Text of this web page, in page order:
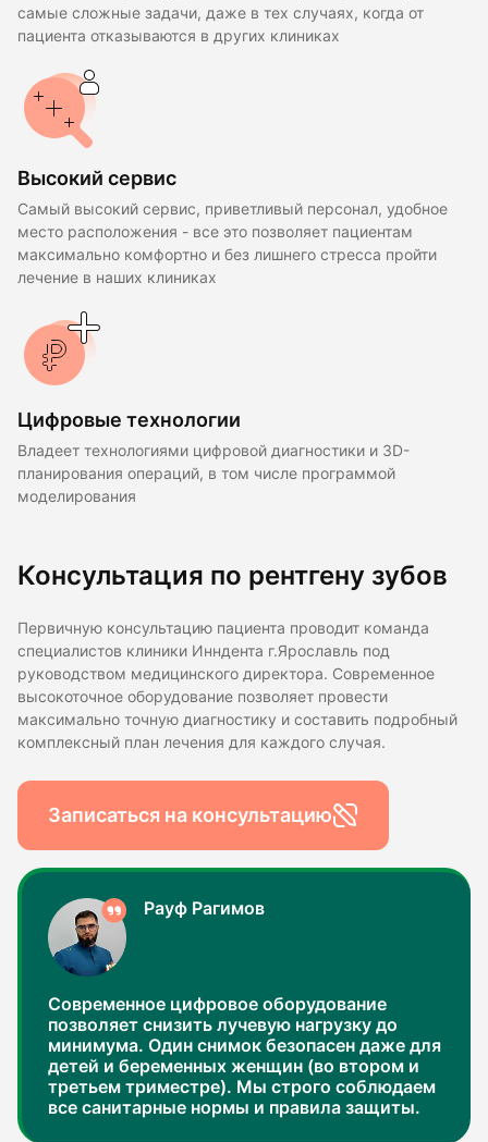
самые сложные задачи, даже в тех случаях, когда от
пациента отказываются в других клиниках
Высокий сервис
Самый высокий сервис, приветливый персонал, удобное
место расположения - все это позволяет пациентам
максимально комфортно и без лишнего стресса пройти
лечение в наших клиниках
Цифровые технологии
Владеет технологиями цифровой диагностики и 3D-
планирования операций, в том числе программой
моделирования
Консультация по рентгену зубов
Первичную консультацию пациента проводит команда
специалистов клиники Инндента г.Ярославль под
руководством медицинского директора. Современное
высокоточное оборудование позволяет провести
максимально точную диагностику и составить подробный
комплексный план лечения для каждого случая.
Записаться на консультацию
Рауф Рагимов
Современное цифровое оборудование
позволяет снизить лучевую нагрузку до
минимума. Один снимок безопасен даже для
детей и беременных женщин (во втором и
третьем триместре). Мы строго соблюдаем
все санитарные нормы и правила защиты.